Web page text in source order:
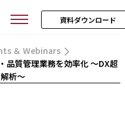
資料ダウンロード
＆ Webinars
品質管理業務を効率化 ～DX超
析～